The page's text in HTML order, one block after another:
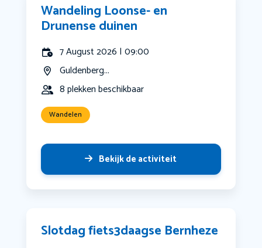
Wandeling Loonse- en
Drunense duinen
7 August 2026 | 09:00
Guldenberg...
8 plekken beschikbaar
Wandelen
Bekijk de activiteit
Slotdag fiets3daagse Bernheze